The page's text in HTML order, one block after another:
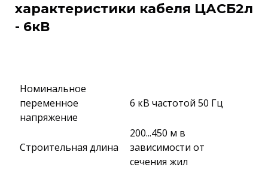
характеристики кабеля ЦАСБ2л
- 6кВ
Номинальное
переменное
напряжение
6 кВ частотой 50 Гц
Строительная длина
200...450 м в
зависимости от
сечения жил